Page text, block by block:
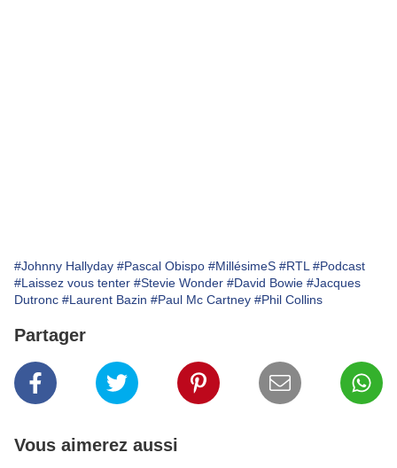
#Johnny Hallyday #Pascal Obispo #MillésimeS #RTL #Podcast
#Laissez vous tenter #Stevie Wonder #David Bowie #Jacques
Dutronc #Laurent Bazin #Paul Mc Cartney #Phil Collins
Partager
Vous aimerez aussi